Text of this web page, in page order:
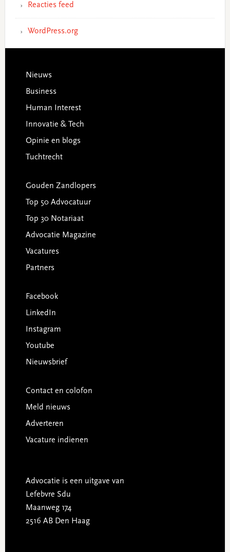
Reacties feed
WordPress.org
Footer
Nieuws
Business
Human Interest
Innovatie & Tech
Opinie en blogs
Tuchtrecht
Gouden Zandlopers
Top 50 Advocatuur
Top 30 Notariaat
Advocatie Magazine
Vacatures
Partners
Facebook
LinkedIn
Instagram
Youtube
Nieuwsbrief
Contact en colofon
Meld nieuws
Adverteren
Vacature indienen
Advocatie is een uitgave van
Lefebvre Sdu
Maanweg 174
2516 AB Den Haag